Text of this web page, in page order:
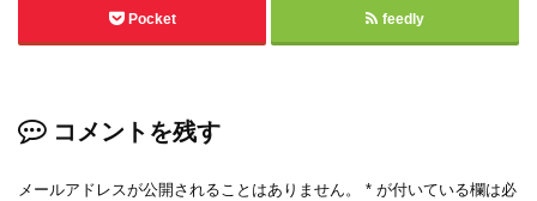
Pocket feedly
コメントを残す
メールアドレスが公開されることはありません。 * が付いている欄は必